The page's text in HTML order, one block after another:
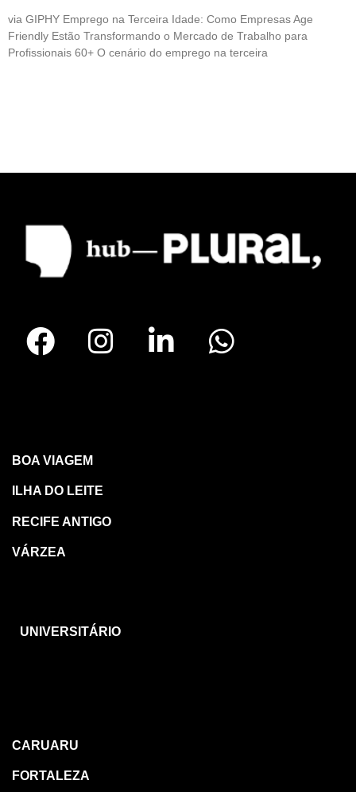
via GIPHY Emprego na Terceira Idade: Como Empresas Age
Friendly Estão Transformando o Mercado de Trabalho para
Profissionais 60+ O cenário do emprego na terceira
BOA VIAGEM
ILHA DO LEITE
RECIFE ANTIGO
VÁRZEA
UNIVERSITÁRIO
CARUARU
FORTALEZA